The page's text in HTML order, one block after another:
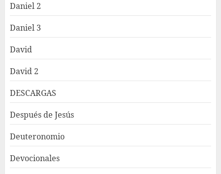
Daniel 2
Daniel 3
David
David 2
DESCARGAS
Después de Jesús
Deuteronomio
Devocionales